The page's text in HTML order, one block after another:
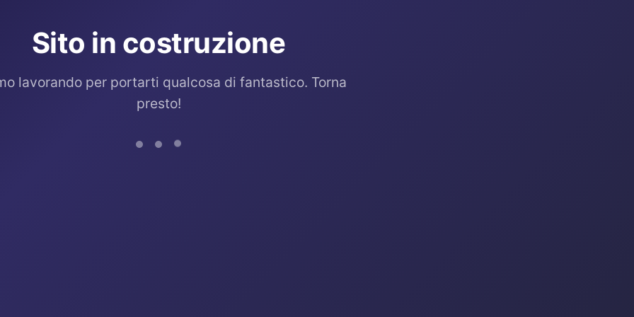
Sito in costruzione
lavorando per portarti qualcosa di fantastico. Torna
presto!